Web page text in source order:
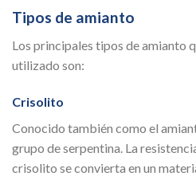
Tipos de amianto
Los principales tipos de amianto
utilizado son:
Crisolito
Conocido también como el
grupo de serpentina. La
crisolito se convierta en un